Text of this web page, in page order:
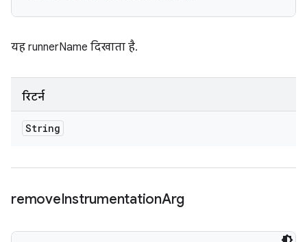
यह runnerName दिखाता है.
रिटर्न
String
removeInstrumentationArg